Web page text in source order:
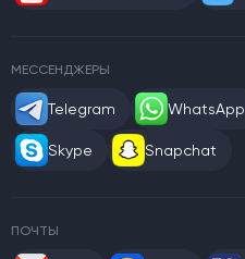
МЕССЕНДЖЕРЫ
Telegram WhatsApp
Skype Snapchat
ПОЧТЫ